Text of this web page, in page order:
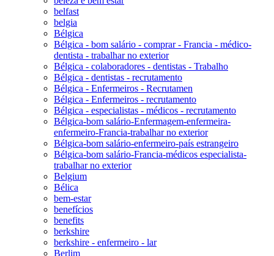
belfast
belgia
Bélgica
Bélgica - bom salário - comprar - Francia - médico-
dentista - trabalhar no exterior
Bélgica - colaboradores - dentistas - Trabalho
Bélgica - dentistas - recrutamento
Bélgica - Enfermeiros - Recrutamen
Bélgica - Enfermeiros - recrutamento
Bélgica - especialistas - médicos - recrutamento
Bélgica-bom salário-Enfermagem-enfermeira-
enfermeiro-Francia-trabalhar no exterior
Bélgica-bom salário-enfermeiro-país estrangeiro
Bélgica-bom salário-Francia-médicos especialista-
trabalhar no exterior
Belgium
Bélica
bem-estar
benefícios
benefits
berkshire
berkshire - enfermeiro - lar
Berlim